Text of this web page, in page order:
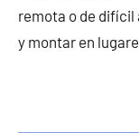
remota o de difícil
y montar en